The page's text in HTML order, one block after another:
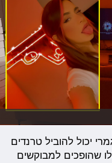
יכול להוביל טרנדים
שהופכים למבוקשים